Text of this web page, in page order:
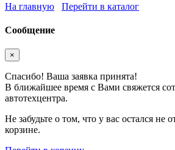
На главную
Перейти в каталог
Сообщение
×
Спасибо! Ваша заявка принята!
В ближайшее время с Вами свяжется
автотехцентра.
Не забудьте о том, что у вас остался не
корзине.